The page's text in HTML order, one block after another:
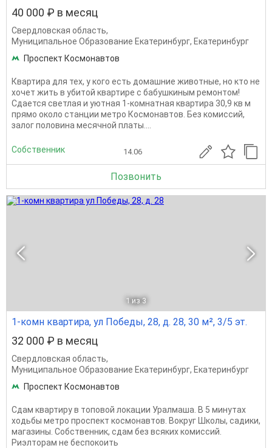
40 000 ₽ в месяц
Свердловская область,
Муниципальное Образование Екатеринбург, Екатеринбург
Проспект Космонавтов
Квартира для тех, у кого есть домашние животные, но кто не
хочет жить в убитой квартире с бабушкиным ремонтом!
Сдается светлая и уютная 1-комнатная квартира 30,9 кв м
прямо около станции метро Космонавтов. Без комиссий,
залог половина месячной платы....
Собственник 14.06
Позвонить
1 из 3
1-комн квартира, ул Победы, 28, д. 28, 30 м², 3/5 эт.
32 000 ₽ в месяц
Свердловская область,
Муниципальное Образование Екатеринбург, Екатеринбург
Проспект Космонавтов
Сдам квартиру в топовой локации Уралмаша. В 5 минутах
ходьбы метро проспект космонавтов. Вокруг Школы, садики,
магазины. Собственник, сдам без всяких комиссий.
Риэлторам не беспокоить